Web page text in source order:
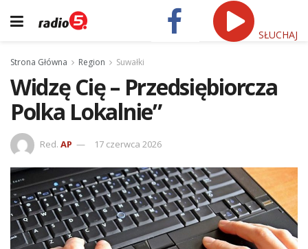
SŁUCHAJ
Strona Główna Region Suwałki
Widzę Cię – Przedsiębiorcza
Polka Lokalnie”
Red. AP 17 czerwca 2026